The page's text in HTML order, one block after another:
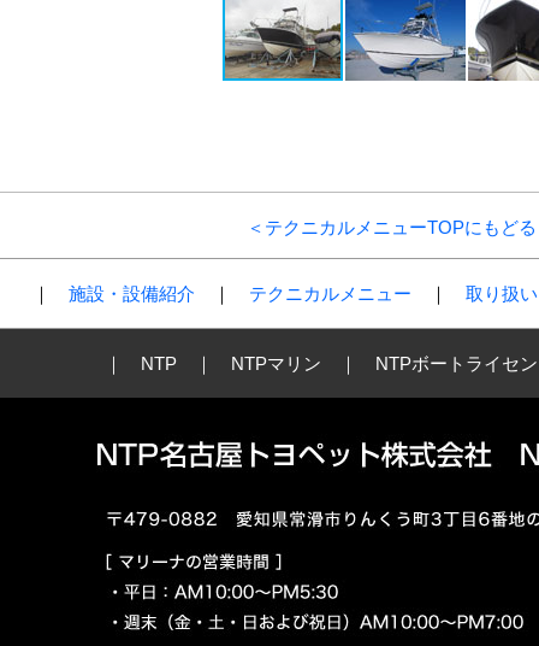
＜テクニカルメニューTOPにもどる
｜施設・設備紹介 テクニカルメニュー ｜取り扱
NTP NTPマリン NTPボートライセ